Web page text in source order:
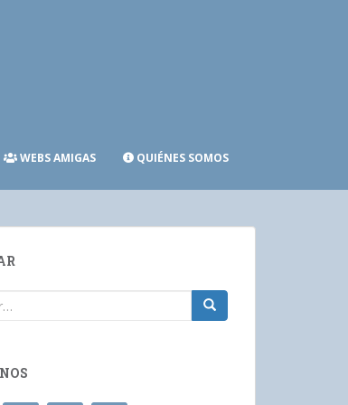
WEBS AMIGAS QUIÉNES SOMOS